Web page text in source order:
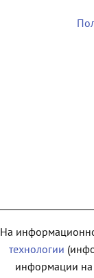
На
технологии
информации на